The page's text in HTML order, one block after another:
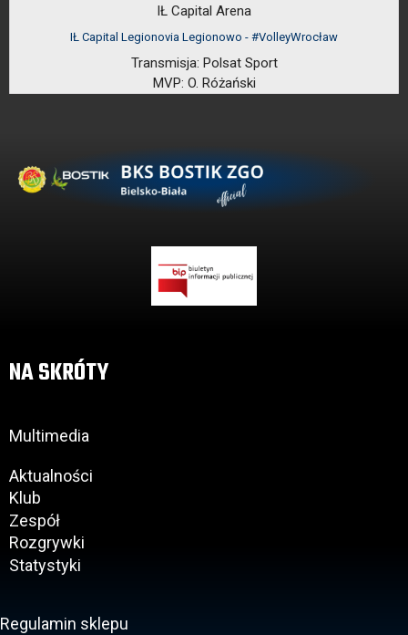
IŁ Capital Arena
IŁ Capital Legionovia Legionowo - #VolleyWrocław
Transmisja: Polsat Sport
MVP: O. Różański
NA SKRÓTY
Multimedia
Aktualności
Klub
Zespół
Rozgrywki
Statystyki
Regulamin sklepu